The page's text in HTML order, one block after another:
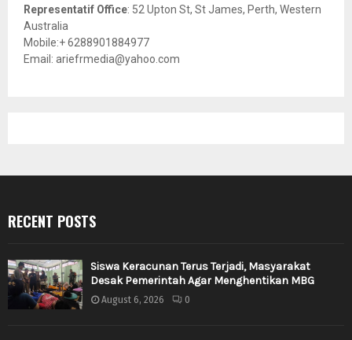
Representatif Office: 52 Upton St, St James, Perth, Western
Australia
Mobile:+ 6288901884977
Email: ariefrmedia@yahoo.com
RECENT POSTS
Siswa Keracunan Terus Terjadi, Masyarakat
Desak Pemerintah Agar Menghentikan MBG
August 6, 2026 0